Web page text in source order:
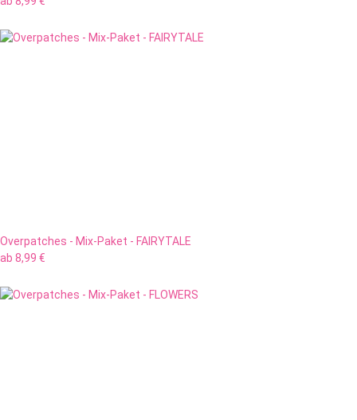
Overpatches - Mix-Paket - FAIRYTALE
ab 8,99 €